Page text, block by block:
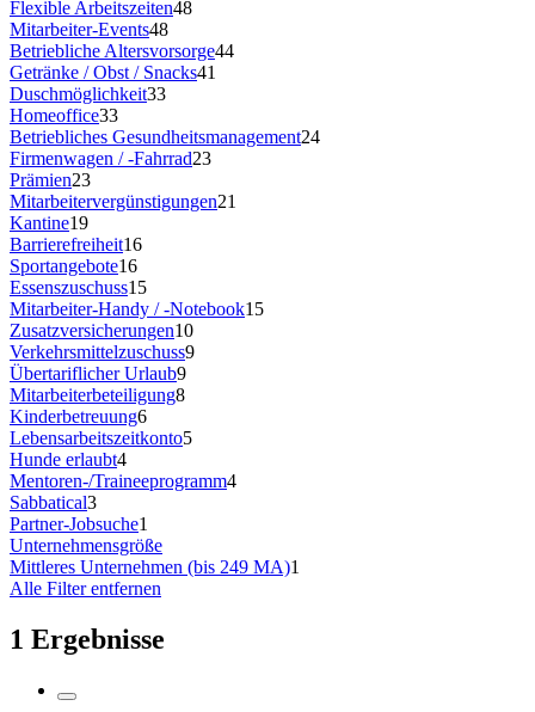
Flexible Arbeitszeiten48
Mitarbeiter-Events48
Betriebliche Altersvorsorge44
Getränke / Obst / Snacks41
Duschmöglichkeit33
Homeoffice33
Betriebliches Gesundheitsmanagement24
Firmenwagen / -Fahrrad23
Prämien23
Mitarbeitervergünstigungen21
Kantine19
Barrierefreiheit16
Sportangebote16
Essenszuschuss15
Mitarbeiter-Handy / -Notebook15
Zusatzversicherungen10
Verkehrsmittelzuschuss9
Übertariflicher Urlaub9
Mitarbeiterbeteiligung8
Kinderbetreuung6
Lebensarbeitszeitkonto5
Hunde erlaubt4
Mentoren-/Traineeprogramm4
Sabbatical3
Partner-Jobsuche1
Unternehmensgröße
Mittleres Unternehmen (bis 249 MA)1
Alle Filter entfernen
1 Ergebnisse